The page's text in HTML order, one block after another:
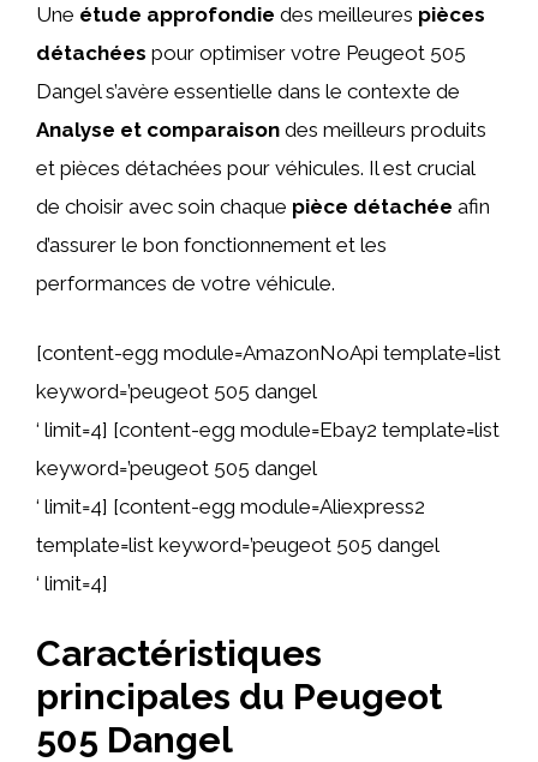
Une étude approfondie des meilleures pièces
détachées pour optimiser votre Peugeot 505
Dangel s’avère essentielle dans le contexte de
Analyse et comparaison des meilleurs produits
et pièces détachées pour véhicules. Il est crucial
de choisir avec soin chaque pièce détachée afin
d’assurer le bon fonctionnement et les
performances de votre véhicule.
[content-egg module=AmazonNoApi template=list
keyword=’peugeot 505 dangel
‘ limit=4] [content-egg module=Ebay2 template=list
keyword=’peugeot 505 dangel
‘ limit=4] [content-egg module=Aliexpress2
template=list keyword=’peugeot 505 dangel
‘ limit=4]
Caractéristiques
principales du Peugeot
505 Dangel